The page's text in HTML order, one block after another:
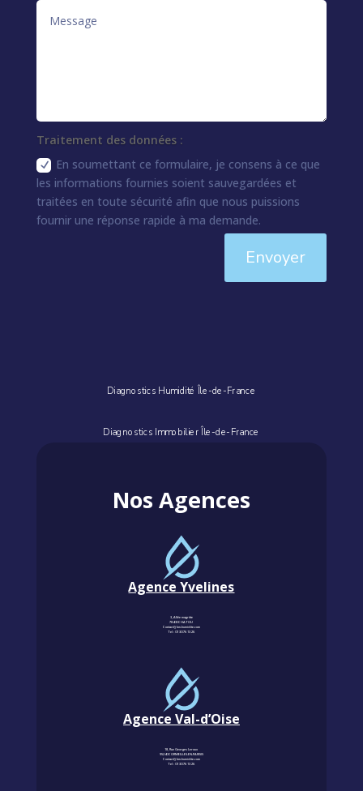
Traitement des données :
En soumettant ce formulaire, je consens à ce que
les informations fournies soient sauvegardées et
traitées en toute sécurité afin que nous puissions
fournir une réponse rapide à ma demande.
Envoyer
Diagnostics Humidité Île-de-France
Diagnostics Immobilier Île-de-France
Nos Agences
Agence Yvelines
3, Allée magritte
78400 CHATOU
Contact@km-humidite.com
Tel :01 30 76 13 26
Agence Val-d’Oise
18, Rue Georges Leroux
95240 CORMEILLES-EN-PARISIS
Contact@km-humidite.com
Tel :01 30 76 13 26